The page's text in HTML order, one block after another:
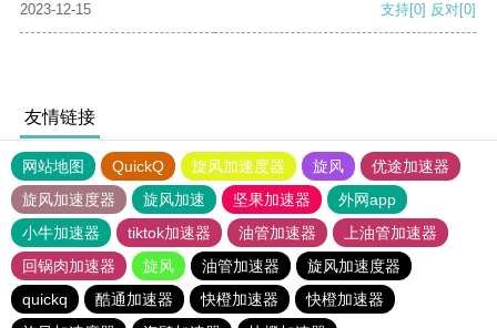
2023-12-15
支持[0] 反对[0]
友情链接
网站地图 QuickQ 旋风加速度器 旋风
优途加速器
旋风加速度器
旋风加速 坚果加速器
外网app
小牛加速器
tiktok加速器 油管加速器
上油管加速器
回锅肉加速器
旋风 油管加速器
旋风加速度器
quickq
酷通加速器 快橙加速器
快橙加速器